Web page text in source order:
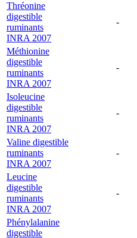
Thréonine
digestible
ruminants
INRA 2007
-
Méthionine
digestible
ruminants
INRA 2007
-
Isoleucine
digestible
ruminants
INRA 2007
-
Valine digestible
ruminants
INRA 2007
-
Leucine
digestible
ruminants
INRA 2007
-
Phénylalanine
digestible